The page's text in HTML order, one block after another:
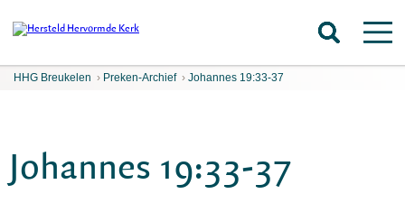
HHG Breukelen › Preken-Archief › Johannes 19:33-37
Johannes 19:33-37